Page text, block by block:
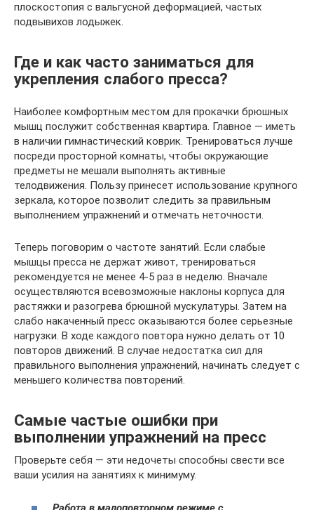
плоскостопия с вальгусной деформацией, частых
подвывихов лодыжек.
Где и как часто заниматься для
укрепления слабого пресса?
Наиболее комфортным местом для прокачки брюшных
мышц послужит собственная квартира. Главное — иметь
в наличии гимнастический коврик. Тренироваться лучше
посреди просторной комнаты, чтобы окружающие
предметы не мешали выполнять активные
телодвижения. Пользу принесет использование крупного
зеркала, которое позволит следить за правильным
выполнением упражнений и отмечать неточности.
Теперь поговорим о частоте занятий. Если слабые
мышцы пресса не держат живот, тренироваться
рекомендуется не менее 4-5 раз в неделю. Вначале
осуществляются всевозможные наклоны корпуса для
растяжки и разогрева брюшной мускулатуры. Затем на
слабо накаченный пресс оказываются более серьезные
нагрузки. В ходе каждого повтора нужно делать от 10
повторов движений. В случае недостатка сил для
правильного выполнения упражнений, начинать следует с
меньшего количества повторений.
Самые частые ошибки при
выполнении упражнений на пресс
Проверьте себя — эти недочеты способны свести все
ваши усилия на занятиях к минимуму.